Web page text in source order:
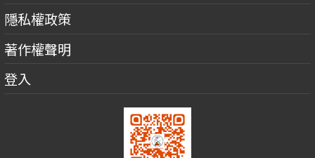
隱私權政策
著作權聲明
登入